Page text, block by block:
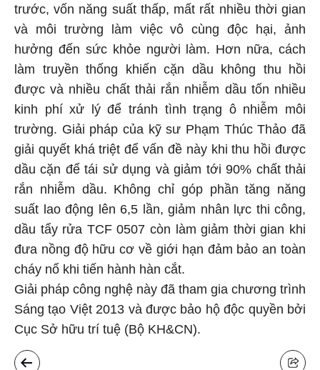
trước, vốn năng suất thấp, mất rất nhiều thời gian
và môi trường làm việc vô cùng độc hại, ảnh
hưởng đến sức khỏe người làm. Hơn nữa, cách
làm truyền thống khiến cặn dầu không thu hồi
được và nhiều chất thải rắn nhiễm dầu tốn nhiều
kinh phí xử lý để tránh tình trạng ô nhiễm môi
trường. Giải pháp của kỹ sư Phạm Thúc Thảo đã
giải quyết khá triệt để vấn đề này khi thu hồi được
dầu cặn để tái sử dụng và giảm tới 90% chất thải
rắn nhiễm dầu. Không chỉ góp phần tăng năng
suất lao động lên 6,5 lần, giảm nhân lực thi công,
dầu tẩy rửa TCF 0507 còn làm giảm thời gian khi
đưa nồng độ hữu cơ về giới hạn đảm bảo an toàn
cháy nổ khi tiến hành hàn cắt.
Giải pháp công nghệ này đã tham gia chương trình
Sáng tạo Việt 2013 và được bảo hộ độc quyền bởi
Cục Sở hữu trí tuệ (Bộ KH&CN).